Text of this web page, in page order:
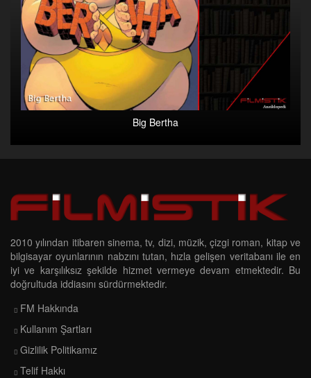
Big Bertha
2010 yılından itibaren sinema, tv, dizi, müzik, çizgi roman, kitap ve
bilgisayar oyunlarının nabzını tutan, hızla gelişen veritabanı ile en
iyi ve karşılıksız şekilde hizmet vermeye devam etmektedir. Bu
doğrultuda iddiasını sürdürmektedir.
FM Hakkında
Kullanım Şartları
Gizlilik Politikamız
Telif Hakkı